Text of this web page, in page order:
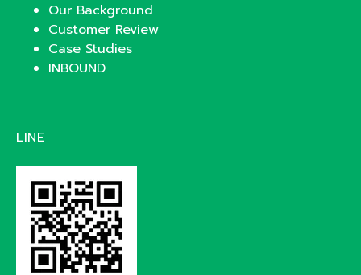
Our Background
Customer Review
Case Studies
INBOUND
LINE